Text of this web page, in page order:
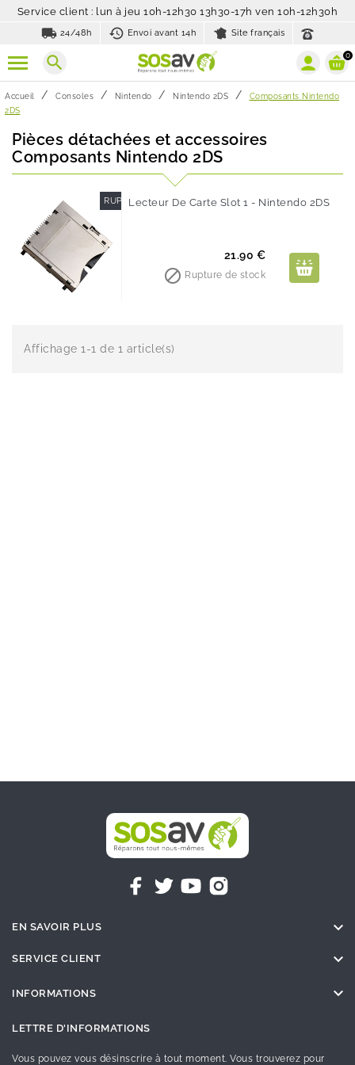
Service client : lun à jeu 10h-12h30 13h30-17h ven 10h-12h30h
local_shipping 24/48h history_toggle_off
Envoi avant 14h Site français
search 0
Accueil Consoles Nintendo Nintendo 2DS
Composants Nintendo
2DS
Pièces détachées et accessoires
Composants Nintendo 2DS
RUPTURE DE STOCK
Lecteur De Carte Slot 1 - Nintendo 2DS
Prix
21.90 €
 Rupture de stock
Affichage 1-1 de 1 article(s)
EN SAVOIR PLUS 
SERVICE CLIENT 
INFORMATIONS 
LETTRE D'INFORMATIONS
Vous pouvez vous désinscrire à tout moment. Vous trouverez pour